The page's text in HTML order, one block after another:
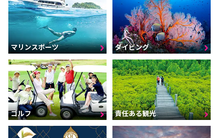
マリンスポーツ ダイビング
ゴルフ 責任ある観光